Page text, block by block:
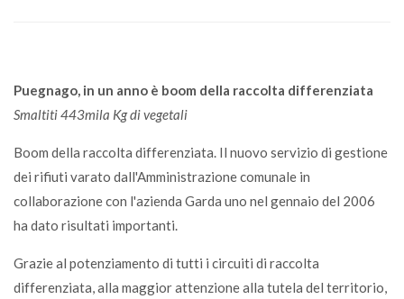
Puegnago, in un anno è boom della raccolta differenziata
Smaltiti 443mila Kg di vegetali
Boom della raccolta differenziata. Il nuovo servizio di gestione
dei rifiuti varato dall'Amministrazione comunale in
collaborazione con l'azienda Garda uno nel gennaio del 2006
ha dato risultati importanti.
Grazie al potenziamento di tutti i circuiti di raccolta
differenziata, alla maggior attenzione alla tutela del territorio,